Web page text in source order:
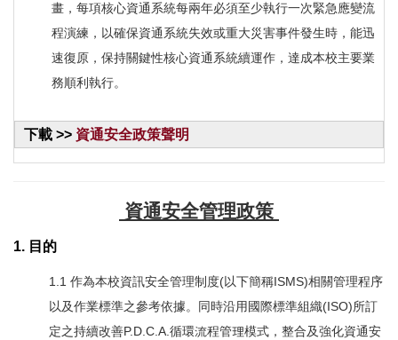
畫，每項核心資通系統每兩年必須至少執行一次緊急應變流
程演練，以確保資通系統失效或重大災害事件發生時，能迅
速復原，保持關鍵性核心資通系統續運作，達成本校主要業
務順利執行。
下載 >> 資通安全政策聲明
資通安全管理政策
1. 目的
1.1 作為本校資訊安全管理制度(以下簡稱ISMS)相關管理程序
以及作業標準之參考依據。同時沿用國際標準組織(ISO)所訂
定之持續改善P.D.C.A.循環流程管理模式，整合及強化資通安